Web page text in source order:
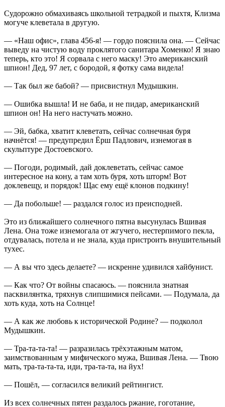
Судорожно обмахиваясь школьной тетрадкой и пыхтя, Клизма
могуче клеветала в другую.
— «Наш офис», глава 456-я! — гордо пояснила она. — Сейчас
выведу на чистую воду проклятого санитара Хоменко! Я знаю
теперь, кто это! Я сорвала с него маску! Это американский
шпион! Дед, 97 лет, с бородой, я фотку сама видела!
— Так был же бабой? — присвистнул Мудышкин.
— Ошибка вышла! И не баба, и не пидар, американский
шпион он! На него настучать можно.
— Эй, бабка, хватит клеветать, сейчас солнечная буря
начнётся! — предупредил Ёрш Падлович, изнемогая в
скульптуре Достоевского.
— Погоди, родимый, дай доклеветать, сейчас самое
интересное на кону, а там хоть буря, хоть шторм! Вот
доклевещу, и порядок! Щас ему ещё клонов подкину!
— Да побольше! — раздался голос из преисподней.
Это из ближайшего солнечного пятна высунулась Вшивая
Лена. Она тоже изнемогала от жгучего, нестерпимого пекла,
отдувалась, потела и не знала, куда пристроить внушительный
тухес.
— А вы что здесь делаете? — искренне удивился хайбунист.
— Как что? От войны спасаюсь. — пояснила знатная
пасквилянтка, тряхнув слипшимися пейсами. — Подумала, да
хоть куда, хоть на Солнце!
— А как же любовь к исторической Родине? — подколол
Мудышкин.
— Тра-та-та-та! — разразилась трёхэтажным матом,
заимствованным у мифического мужа, Вшивая Лена. — Твою
мать, тра-та-та-та, иди, тра-та-та, на йух!
— Пошёл, — согласился великий рейтингист.
Из всех солнечных пятен раздалось ржание, гоготание,